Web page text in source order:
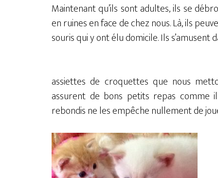
Maintenant qu’ils sont adultes, ils se
en ruines en face de chez nous. Là, ils
souris qui y ont élu domicile. Ils
assiettes de croquettes que nous
assurent de bons petits repas comme
rebondis ne les empêche nullement de